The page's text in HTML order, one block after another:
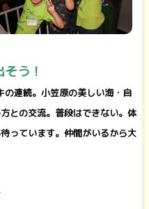
う！
連続。小笠原の美しい海・自
との交流。普段はできない。体
っています。仲間がいるから大